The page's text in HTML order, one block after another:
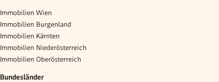
Immobilien Wien
Immobilien Burgenland
Immobilien Kärnten
Immobilien Niederösterreich
Immobilien Oberösterreich
Bundesländer